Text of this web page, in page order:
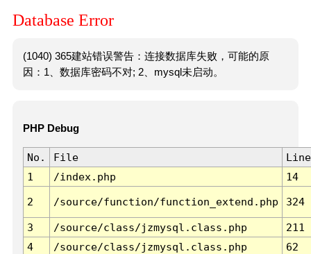
Database Error
(1040) 365建站错误警告：连接数据库失败，可能的原
因：1、数据库密码不对; 2、mysql未启动。
PHP Debug
No. File
Line
1
/index.php 14
2 /source/function/function_extend.php 324
3 /source/class/jzmysql.class.php
211
4
/source/class/jzmysql.class.php
62